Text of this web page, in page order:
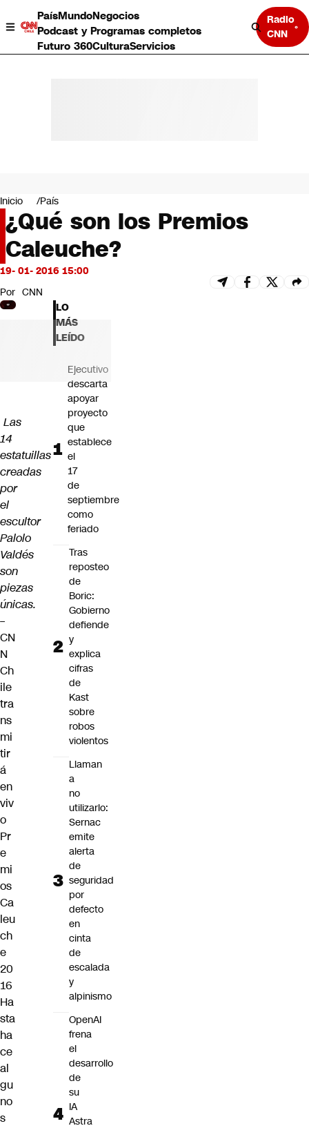
PaísMundoNegocios
Podcast y Programas completos
Futuro 360CulturaServicios
Radio
CNN
Negocios
Deportes
Programas completos
Cultura
Servicios
Bits
CNN Data
CNN tiempo
Futuro 360
Inicio País
¿Qué son los Premios
Caleuche?
19- 01- 2016 15:00
Por CNN
Las
14
estatuillas
creadas
por
el
escultor
Palolo
Valdés
son
piezas
únicas.
–
CN
N
Ch
ile
tra
ns
mi
tir
á
en
viv
o
Pr
e
mi
os
Ca
leu
ch
e
20
16
Ha
sta
ha
ce
al
gu
no
s
LO
MÁS
LEÍDO
Ejecutivo
descarta
apoyar
proyecto
que
establece
el
17
de
septiembre
como
feriado
Tras
reposteo
de
Boric:
Gobierno
defiende
y
explica
cifras
de
Kast
sobre
robos
violentos
Llaman
a
no
utilizarlo:
Sernac
emite
alerta
de
seguridad
por
defecto
en
cinta
de
escalada
y
alpinismo
OpenAI
frena
el
desarrollo
de
su
IA
Astra